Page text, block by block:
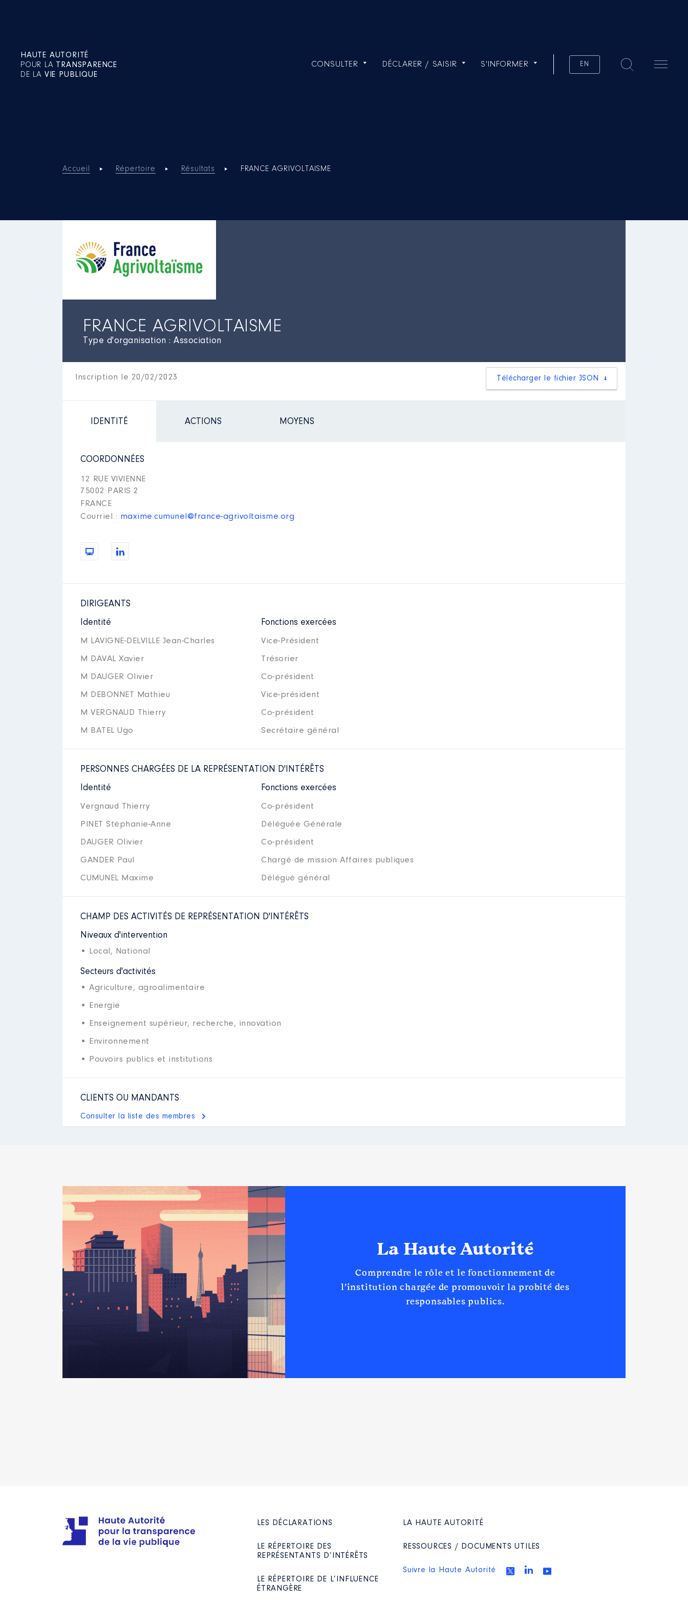
HAUTE AUTORITÉ
POUR LA TRANSPARENCE
DE LA VIE PUBLIQUE
CONSULTER DÉCLARER / SAISIR S'INFORMER EN
Accueil Répertoire Résultats FRANCE AGRIVOLTAISME
FRANCE AGRIVOLTAISME
Type d'organisation : Association
Inscription le 20/02/2023 Télécharger le fichier JSON
IDENTITÉ ACTIONS MOYENS
COORDONNÉES
12 RUE VIVIENNE
75002 PARIS 2
FRANCE
Courriel : maxime.cumunel@france-agrivoltaisme.org
DIRIGEANTS
Identité
Fonctions exercées
M LAVIGNE-DELVILLE Jean-Charles Vice-Président
M DAVAL Xavier Trésorier
M DAUGER Olivier Co-président
M DEBONNET Mathieu Vice-président
M VERGNAUD Thierry Co-président
M BATEL Ugo Secrétaire général
PERSONNES CHARGÉES DE LA REPRÉSENTATION D'INTÉRÊTS
Identité
Fonctions exercées
Vergnaud Thierry Co-président
PINET Stéphanie-Anne Déléguée Générale
DAUGER Olivier Co-président
GANDER Paul Chargé de mission Affaires publiques
CUMUNEL Maxime Délégué général
CHAMP DES ACTIVITÉS DE REPRÉSENTATION D'INTÉRÊTS
Niveaux d'intervention
• Local, National
Secteurs d'activités
• Agriculture, agroalimentaire
• Energie
• Enseignement supérieur, recherche, innovation
• Environnement
• Pouvoirs publics et institutions
CLIENTS OU MANDANTS
Consulter la liste des membres
La Haute Autorité
Comprendre le rôle et le fonctionnement de
l’institution chargée de promouvoir la probité des
responsables publics.
LES DÉCLARATIONS
LE RÉPERTOIRE DES
REPRÉSENTANTS D’INTÉRÊTS
LE RÉPERTOIRE DE L’INFLUENCE
ÉTRANGÈRE
LA HAUTE AUTORITÉ
RESSOURCES / DOCUMENTS UTILES
Suivre la Haute Autorité